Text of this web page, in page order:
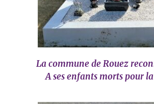
La commune de Rouez
A ses enfants morts pour